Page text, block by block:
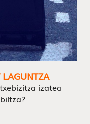
izatea